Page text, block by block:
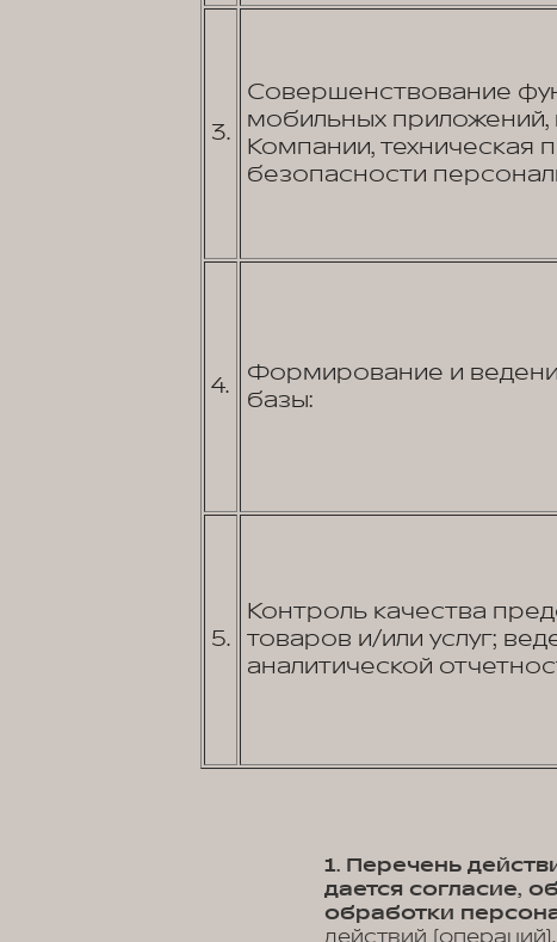
3.
Совершенствование
мобильных
Компании, техническая
безопасности
4.
Формирование и
базы:
5.
Контроль качества
товаров и/или услуг;
аналитической
1. Перечень
дается согласие,
обработки